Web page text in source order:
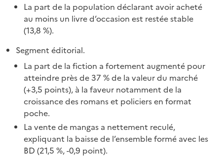
La part de la population déclarant avoir acheté
au moins un livre d’occasion est restée stable
(13,8 %).
Segment éditorial.
La part de la fiction a fortement augmenté pour
atteindre près de 37 % de la valeur du marché
(+3,5 points), à la faveur notamment de la
croissance des romans et policiers en format
poche.
La vente de mangas a nettement reculé,
expliquant la baisse de l’ensemble formé avec les
BD (21,5 %, -0,9 point).